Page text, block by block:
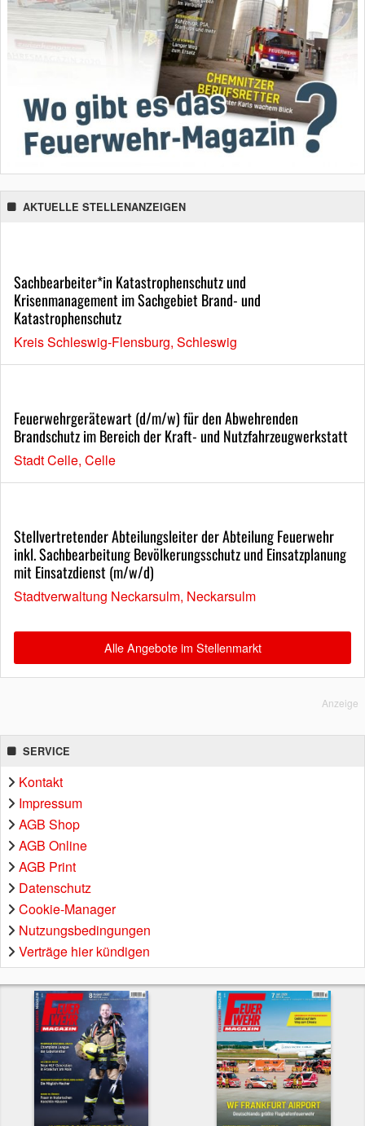
AKTUELLE STELLENANZEIGEN
Sachbearbeiter*in Katastrophenschutz und
Krisenmanagement im Sachgebiet Brand- und
Katastrophenschutz
Kreis Schleswig-Flensburg, Schleswig
Feuerwehrgerätewart (d/m/w) für den Abwehrenden
Brandschutz im Bereich der Kraft- und Nutzfahrzeugwerkstatt
Stadt Celle, Celle
Stellvertretender Abteilungsleiter der Abteilung Feuerwehr
inkl. Sachbearbeitung Bevölkerungsschutz und Einsatzplanung
mit Einsatzdienst (m/w/d)
Stadtverwaltung Neckarsulm, Neckarsulm
Alle Angebote im Stellenmarkt
Anzeige
SERVICE
Kontakt
Impressum
AGB Shop
AGB Online
AGB Print
Datenschutz
Cookie-Manager
Nutzungsbedingungen
Verträge hier kündigen